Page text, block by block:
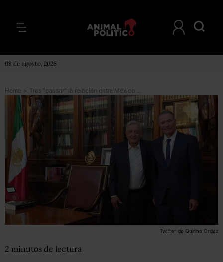
08 de agosto, 2026
Home > Tras “pausar” la relación entre México y España, AMLO pide a Quirino Ordaz que fortalezca los lazos entre países
Twitter de Quirino Ordaz
2 minutos de lectura